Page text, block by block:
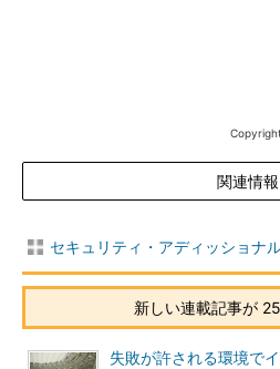
一方で、
に開発でき
けではなく
運用に関す
がうまくい
言葉や役割
関連情報
セキュリティ・アディッショナ
新しい連載記事が
失敗が許される環境で